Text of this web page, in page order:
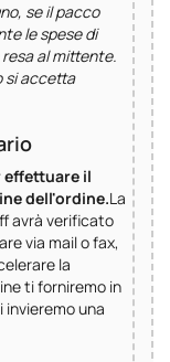
se il pacco
le spese di
al mittente.
si accetta
effettuare il
dell'ordine.La
avrà verificato
via mail o fax,
la
ti forniremo in
una